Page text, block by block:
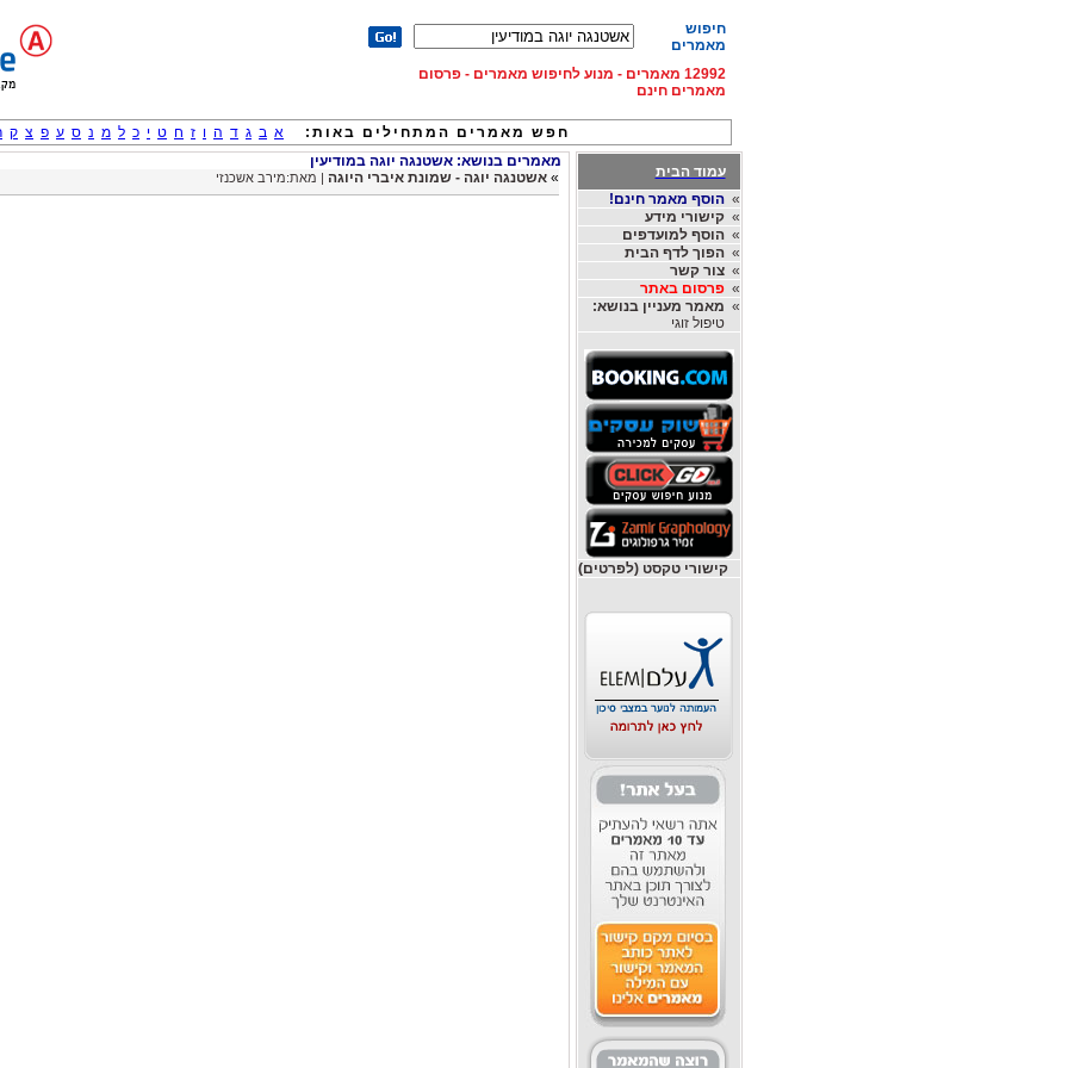
חיפוש
מאמרים
12992 מאמרים - מנוע לחיפוש מאמרים - פרסום
מאמרים חינם
חפש מאמרים המתחילים באות: א ב ג ד ה ו ז ח ט י כ ל מ נ ס ע פ צ ק
עמוד הבית
»הוסף מאמר חינם!
»קישורי מידע
»הוסף למועדפים
»הפוך לדף הבית
»צור קשר
»פרסום באתר
» מאמר מעניין בנושא:
טיפול זוגי
קישורי טקסט (לפרטים)
מאמרים בנושא: אשטנגה יוגה במודיעין
» אשטנגה יוגה - שמונת איברי היוגה | מאת:מירב אשכנזי